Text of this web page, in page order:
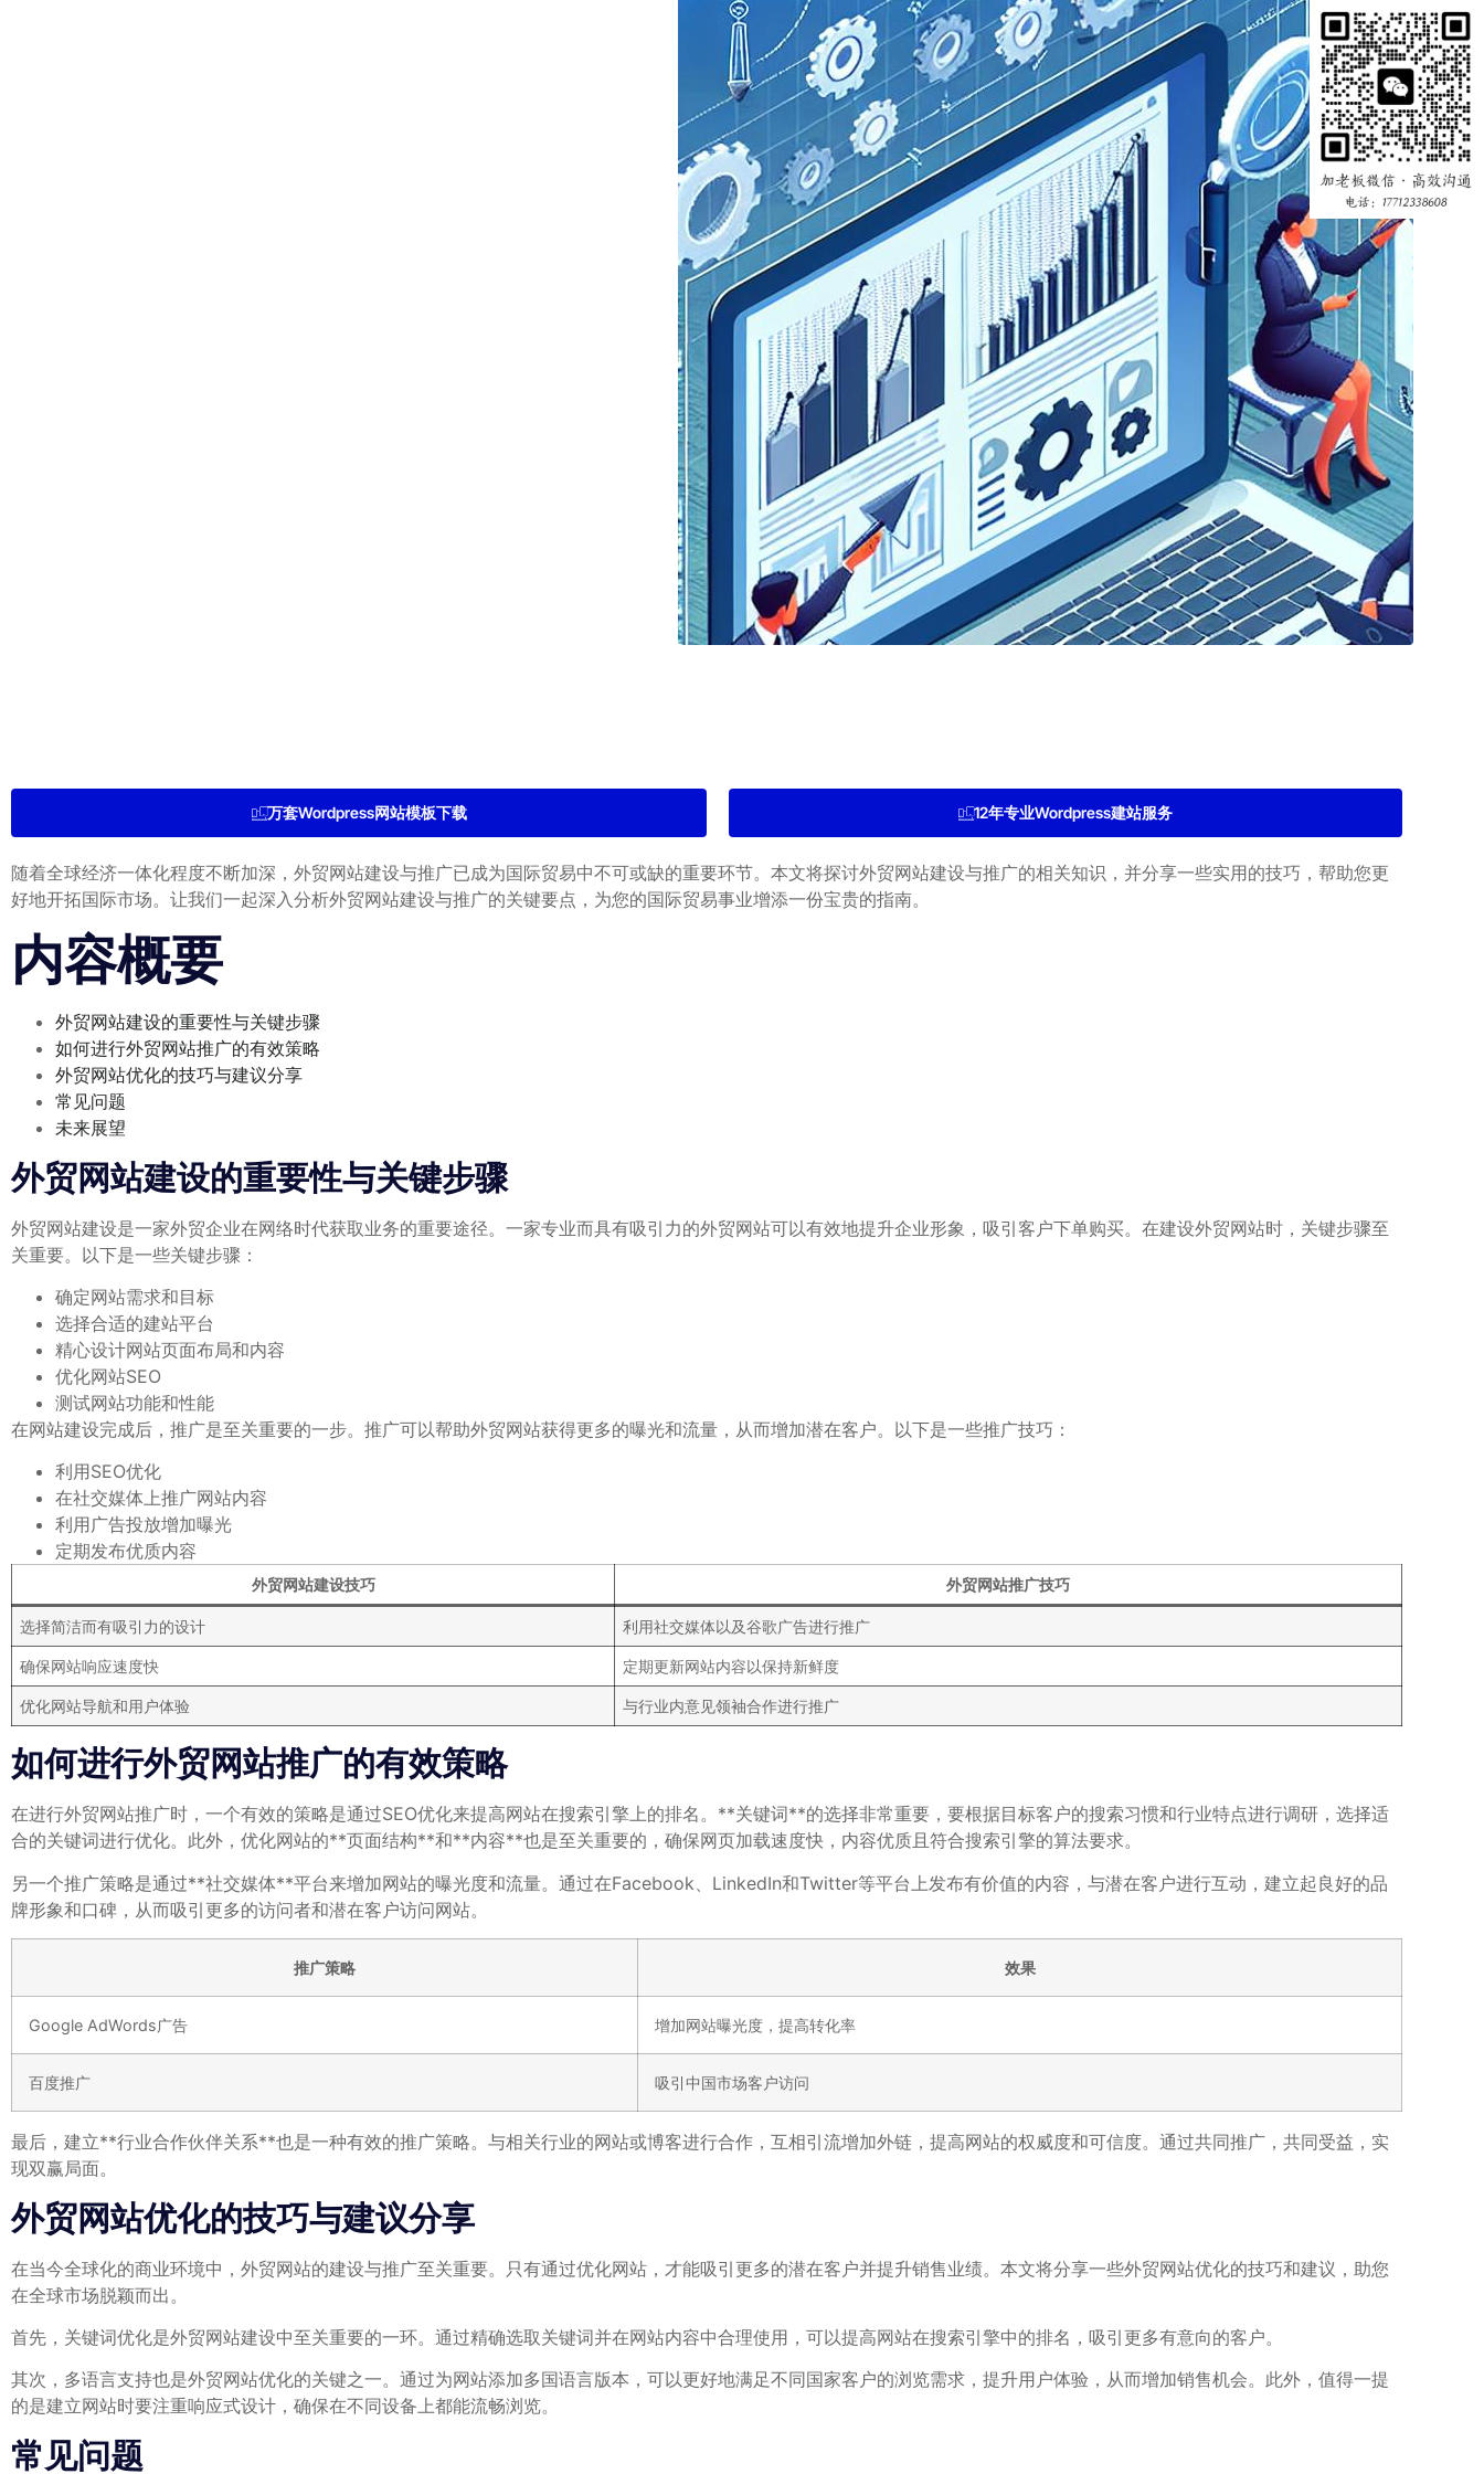
万套Wordpress网站模板下载 12年专业Wordpress建站服务
随着全球经济一体化程度不断加深，外贸网站建设与推广已成为国际贸易中不可或缺的重要环节。本文将探讨外贸网站建设与推广的相关知识，并分享一些实用的技巧，帮助您更
好地开拓国际市场。让我们一起深入分析外贸网站建设与推广的关键要点，为您的国际贸易事业增添一份宝贵的指南。
内容概要
外贸网站建设的重要性与关键步骤
如何进行外贸网站推广的有效策略
外贸网站优化的技巧与建议分享
常见问题
未来展望
外贸网站建设的重要性与关键步骤
外贸网站建设是一家外贸企业在网络时代获取业务的重要途径。一家专业而具有吸引力的外贸网站可以有效地提升企业形象，吸引客户下单购买。在建设外贸网站时，关键步骤至
关重要。以下是一些关键步骤：
确定网站需求和目标
选择合适的建站平台
精心设计网站页面布局和内容
优化网站SEO
测试网站功能和性能
在网站建设完成后，推广是至关重要的一步。推广可以帮助外贸网站获得更多的曝光和流量，从而增加潜在客户。以下是一些推广技巧：
利用SEO优化
在社交媒体上推广网站内容
利用广告投放增加曝光
定期发布优质内容
外贸网站建设技巧 外贸网站推广技巧
选择简洁而有吸引力的设计 利用社交媒体以及谷歌广告进行推广
确保网站响应速度快 定期更新网站内容以保持新鲜度
优化网站导航和用户体验 与行业内意见领袖合作进行推广
如何进行外贸网站推广的有效策略
在进行外贸网站推广时，一个有效的策略是通过SEO优化来提高网站在搜索引擎上的排名。**关键词**的选择非常重要，要根据目标客户的搜索习惯和行业特点进行调研，选择适
合的关键词进行优化。此外，优化网站的**页面结构**和**内容**也是至关重要的，确保网页加载速度快，内容优质且符合搜索引擎的算法要求。
另一个推广策略是通过**社交媒体**平台来增加网站的曝光度和流量。通过在Facebook、LinkedIn和Twitter等平台上发布有价值的内容，与潜在客户进行互动，建立起良好的品
牌形象和口碑，从而吸引更多的访问者和潜在客户访问网站。
推广策略 效果
Google AdWords广告 增加网站曝光度，提高转化率
百度推广 吸引中国市场客户访问
最后，建立**行业合作伙伴关系**也是一种有效的推广策略。与相关行业的网站或博客进行合作，互相引流增加外链，提高网站的权威度和可信度。通过共同推广，共同受益，实
现双赢局面。
外贸网站优化的技巧与建议分享
在当今全球化的商业环境中，外贸网站的建设与推广至关重要。只有通过优化网站，才能吸引更多的潜在客户并提升销售业绩。本文将分享一些外贸网站优化的技巧和建议，助您
在全球市场脱颖而出。
首先，关键词优化是外贸网站建设中至关重要的一环。通过精确选取关键词并在网站内容中合理使用，可以提高网站在搜索引擎中的排名，吸引更多有意向的客户。
其次，多语言支持也是外贸网站优化的关键之一。通过为网站添加多国语言版本，可以更好地满足不同国家客户的浏览需求，提升用户体验，从而增加销售机会。此外，值得一提
的是建立网站时要注重响应式设计，确保在不同设备上都能流畅浏览。
常见问题